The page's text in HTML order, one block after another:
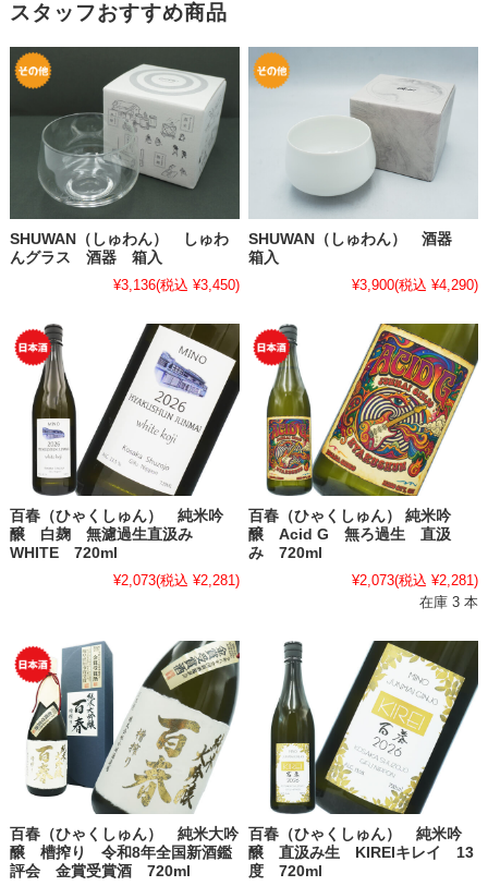
スタッフおすすめ商品
SHUWAN（しゅわん） しゅわ
んグラス 酒器 箱入
¥3,136(税込 ¥3,450)
SHUWAN（しゅわん） 酒器
箱入
¥3,900(税込 ¥4,290)
百春（ひゃくしゅん） 純米吟
醸 白麹 無濾過生直汲み
WHITE 720ml
¥2,073(税込 ¥2,281)
百春（ひゃくしゅん） 純米吟
醸 Acid G 無ろ過生 直汲
み 720ml
¥2,073(税込 ¥2,281)
在庫 3 本
百春（ひゃくしゅん） 純米大吟
醸 槽搾り 令和8年全国新酒鑑
評会 金賞受賞酒 720ml
百春（ひゃくしゅん） 純米吟
醸 直汲み生 KIREIキレイ 13
度 720ml